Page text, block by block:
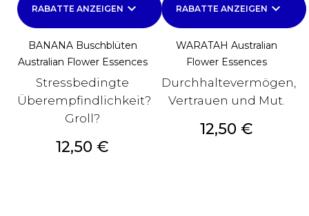
RABATTE ANZEIGEN keyboard_arrow_down
BANANA Buschblüten
Australian Flower Essences
Stressbedingte
Überempfindlichkeit?
Groll?
Preis
12,50 €
RABATTE ANZEIGEN keyboard_arrow_down
WARATAH Australian
Flower Essences
Durchhaltevermögen,
Vertrauen und Mut.
Preis
12,50 €